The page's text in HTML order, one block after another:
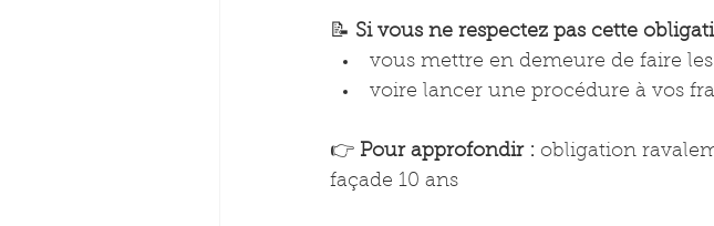
📝 Si vous ne respectez pas cette
vous mettre en demeure de faire
voire lancer une procédure à vos
👉 Pour approfondir : obligation
façade 10 ans